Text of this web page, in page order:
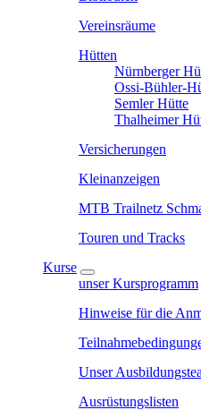
Vereinsräume
Hütten
Nürnberger
Ossi-Bühler-
Semler Hütte
Thalheimer
Versicherungen
Kleinanzeigen
MTB Trailnetz
Touren und Tracks
Kurse
unser Kursprogramm
Hinweise für die
Unser
Ausrüstungslisten